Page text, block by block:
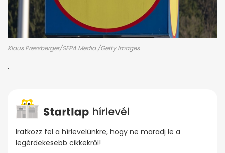
Klaus Pressberger/SEPA.Media /Getty Images
.
Iratkozz fel a hírlevelünkre, hogy ne maradj le a
legérdekesebb cikkekről!